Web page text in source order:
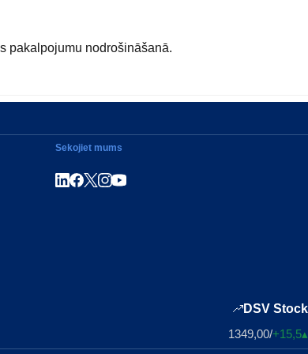
pakalpojumu nodrošināšanā.
Sekojiet mums
DSV Stock
1349,00/+15,5▴